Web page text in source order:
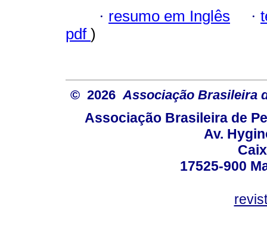
· resumo em Inglês ·
pdf )
© 2026 Associação Brasileira
Associação Brasileira de
Av.
17525-900